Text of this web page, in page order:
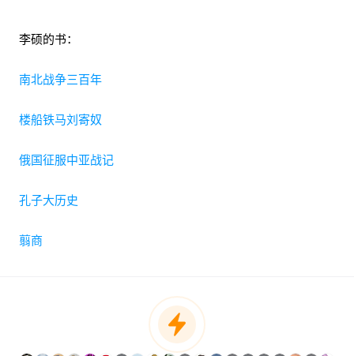
李硕的书：
南北战争三百年
楼船铁马刘寄奴
俄国征服中亚战记
孔子大历史
翦商